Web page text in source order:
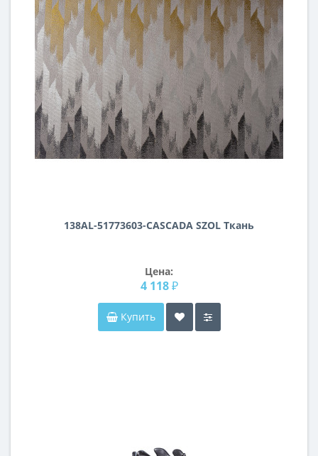
138AL-51773603-CASCADA SZOL Ткань
Цена:
4 118 ₽
Купить